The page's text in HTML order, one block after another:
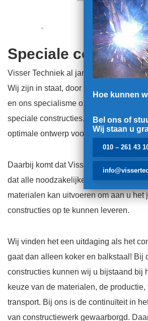
Speciale
Visser Techniek al jaren een begrip in
Wij zijn in staat, door onze combinatie
en ons specialisme op het gebied van
speciale constructies, uw vraag te
optimale ontwerp voor uw wensen.
Daarbij komt dat Visser Techniek een
dat alle noodzakelijke bewerkingen op
materialen kan uitvoeren om aan u het
constructies op te kunnen leveren.
Wij vinden het een uitdaging als het
gaat dan alleen koker en balkstaal! Bij
constructies kunnen wij u bijstaand bij
keuze van de materialen, de productie,
transport. Bij ons is de continuïteit in
van constructiewerk gewaarborgd.
Hoe kunnen
Bel ons of
Wij staan u
010 – 261 43